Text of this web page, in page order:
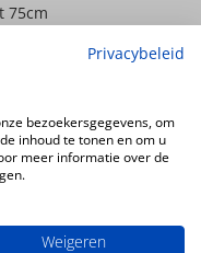
75cm
Privacybeleid
bezoekersgegevens, om
inhoud te tonen en om u
meer informatie over de
Weigeren